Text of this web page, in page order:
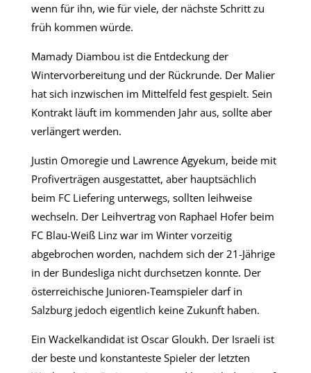
wenn für ihn, wie für viele, der nächste Schritt zu
früh kommen würde.
Mamady Diambou ist die Entdeckung der
Wintervorbereitung und der Rückrunde. Der Malier
hat sich inzwischen im Mittelfeld fest gespielt. Sein
Kontrakt läuft im kommenden Jahr aus, sollte aber
verlängert werden.
Justin Omoregie und Lawrence Agyekum, beide mit
Profiverträgen ausgestattet, aber hauptsächlich
beim FC Liefering unterwegs, sollten leihweise
wechseln. Der Leihvertrag von Raphael Hofer beim
FC Blau-Weiß Linz war im Winter vorzeitig
abgebrochen worden, nachdem sich der 21-Jährige
in der Bundesliga nicht durchsetzen konnte. Der
österreichische Junioren-Teamspieler darf in
Salzburg jedoch eigentlich keine Zukunft haben.
Ein Wackelkandidat ist Oscar Gloukh. Der Israeli ist
der beste und konstanteste Spieler der letzten